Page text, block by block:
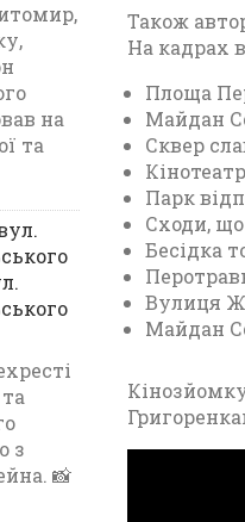
Також
На кадрах
Площа
Майдан
Сквер
Парк
Сходи, що
Бесідка
Вулиця
Майдан
на
та
з
📸